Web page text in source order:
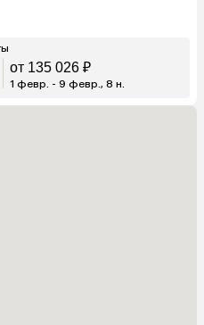
от 135 026 ₽
1 февр. - 9 февр., 8 н.